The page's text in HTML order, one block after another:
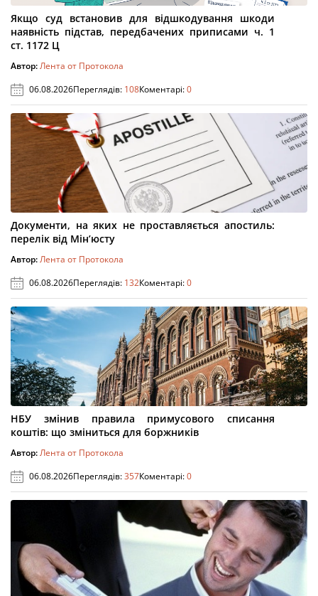
Якщо суд встановив для відшкодування шкоди
наявність підстав, передбачених приписами ч. 1
ст. 1172 Ц
Автор:Лента от Протокола
06.08.2026Переглядів: 108Коментарі:0
Документи, на яких не проставляється апостиль:
перелік від Мін’юсту
Автор:Лента от Протокола
06.08.2026Переглядів: 132Коментарі:0
НБУ змінив правила примусового списання
коштів: що зміниться для боржників
Автор:Лента от Протокола
06.08.2026Переглядів:357Коментарі:0